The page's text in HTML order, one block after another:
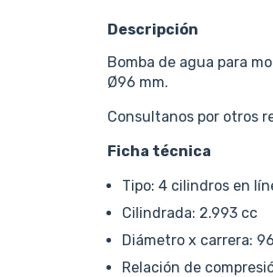
Descripción
Bomba de agua para
Ø96 mm.
Consultanos por otros
Ficha técnica
Tipo: 4 cilindros en
Cilindrada: 2.993 cc
Diámetro x carrera:
Relación de